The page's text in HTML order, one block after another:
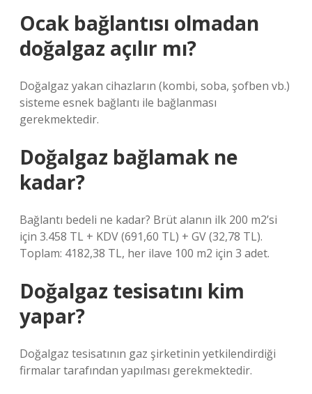
Ocak bağlantısı olmadan
doğalgaz açılır mı?
Doğalgaz yakan cihazların (kombi, soba, şofben vb.)
sisteme esnek bağlantı ile bağlanması
gerekmektedir.
Doğalgaz bağlamak ne
kadar?
Bağlantı bedeli ne kadar? Brüt alanın ilk 200 m2’si
için 3.458 TL + KDV (691,60 TL) + GV (32,78 TL).
Toplam: 4182,38 TL, her ilave 100 m2 için 3 adet.
Doğalgaz tesisatını kim
yapar?
Doğalgaz tesisatının gaz şirketinin yetkilendirdiği
firmalar tarafından yapılması gerekmektedir.